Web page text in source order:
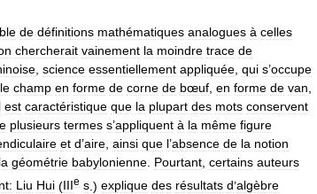
de définitions mathématiques analogues à celles
chercherait vainement la moindre trace de
science essentiellement appliquée qui s’occupe
le champ en forme de corne de bœuf en forme de van
est caractéristique que la plupart des mots conservent
plusieurs termes s’appliquent à la même figure
et d’aire ainsi que l’absence de la notion
la géométrie babylonienne Pourtant certains auteurs
Liu Hui (IIIe s .) explique des résultats d’algèbre